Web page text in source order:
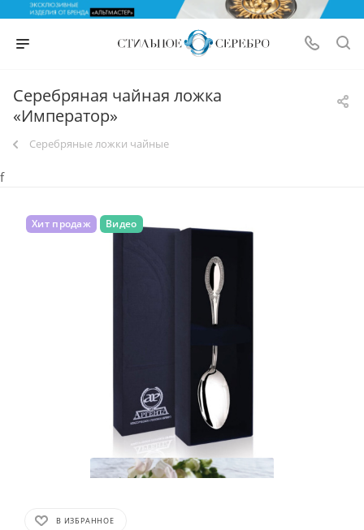
Серебряная чайная ложка
«Император»
Серебряные ложки чайные
f
Хит продаж Видео
В ИЗБРАННОЕ